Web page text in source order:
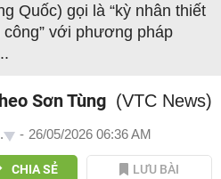
Quốc) gọi là “kỳ nhân thiết
công” với phương pháp
Sơn Tùng (VTC News)
- 26/05/2026 06:36 AM
CHIA SẺ LƯU BÀI